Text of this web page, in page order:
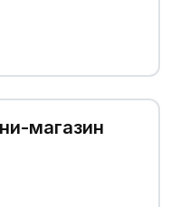
магазин